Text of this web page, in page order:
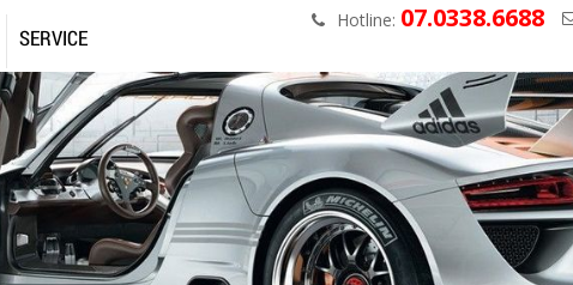
Hotline: 07.0338.6688
SERVICE